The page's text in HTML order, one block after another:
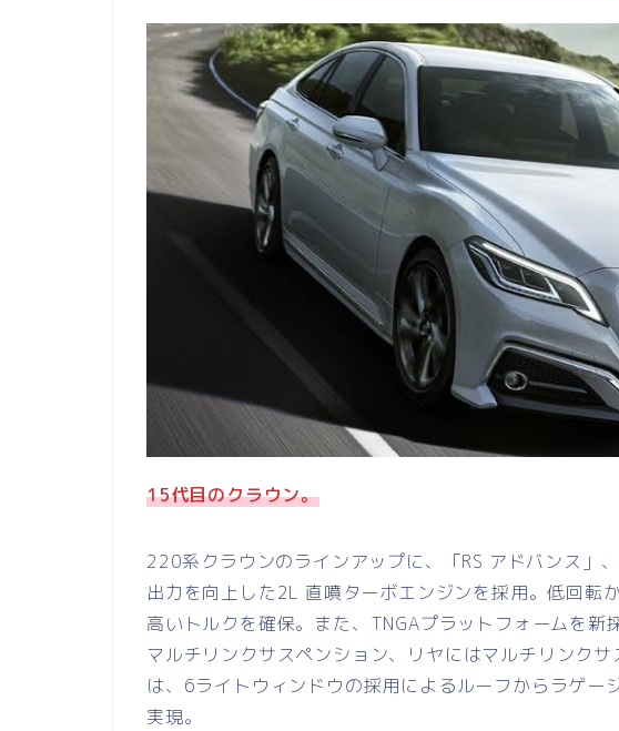
15代目のクラウン。
220系クラウンのラインアップに、「RS アドバンス」
出力を向上した2L 直噴ターボエンジンを採用。低回転
高いトルクを確保。また、TNGAプラットフォームを新
マルチリンクサスペンション、リヤにはマルチリンク
は、6ライトウィンドウの採用によるルーフからラゲー
実現。